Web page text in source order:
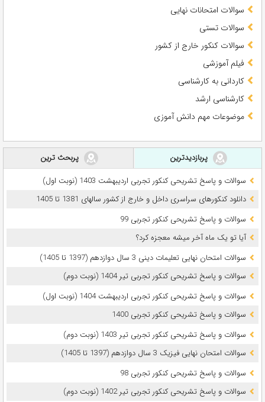
سوالات امتحانات نهایی
سوالات تستی
سوالات کنکور خارج از کشور
فیلم آموزشی
کاردانی به کارشناسی
کارشناسی ارشد
موضوعات مهم دانش آموزی
پربازدیدترین
پربحث ترین
سوالات و پاسخ تشریحی کنکور تجربی اردیبهشت 1403 (نوبت اول)
دانلود کنکورهای سراسری داخل و خارج از کشور سالهای 1381 تا 1405
سوالات و پاسخ تشریحی کنکور تجربی 99
آیا تو یک ماه آخر میشه معجزه کرد؟
سوالات امتحان نهایی تعلیمات دینی 3 سال دوازدهم (1397 تا 1405)
سوالات و پاسخ تشریحی کنکور تجربی تیر 1404 (نوبت دوم)
سوالات و پاسخ تشریحی کنکور تجربی اردیبهشت 1404 (نوبت اول)
سوالات و پاسخ تشریحی کنکور تجربی 1400
سوالات و پاسخ تشریحی کنکور تجربی تیر 1403 (نوبت دوم)
سوالات امتحان نهایی فیزیک 3 سال دوازدهم (1397 تا 1405)
سوالات و پاسخ تشریحی کنکور تجربی 98
سوالات و پاسخ تشریحی کنکور تجربی تیر 1402 (نوبت دوم)